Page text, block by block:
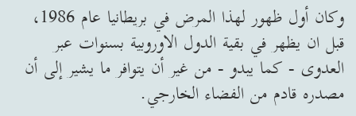
وكان أول ظهور لهذا المرض في بريطانيا عام 1986،
قبل ان يظهر في بقية الدول الاوروبية بسنوات عبر
العدوى - كما يبدو - من غير أن يتوافر ما يشير إلى أن
مصدره قادم من الفضاء الخارجي.